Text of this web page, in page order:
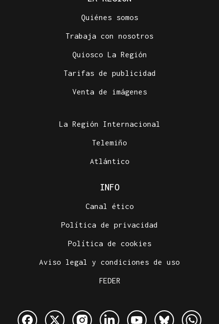
Quiénes somos
Trabaja con nosotros
Quiosco La Región
Tarifas de publicidad
Venta de imágenes
La Región Internacional
Telemiño
Atlántico
INFO
Canal ético
Política de privacidad
Política de cookies
Aviso legal y condiciones de uso
FEDER